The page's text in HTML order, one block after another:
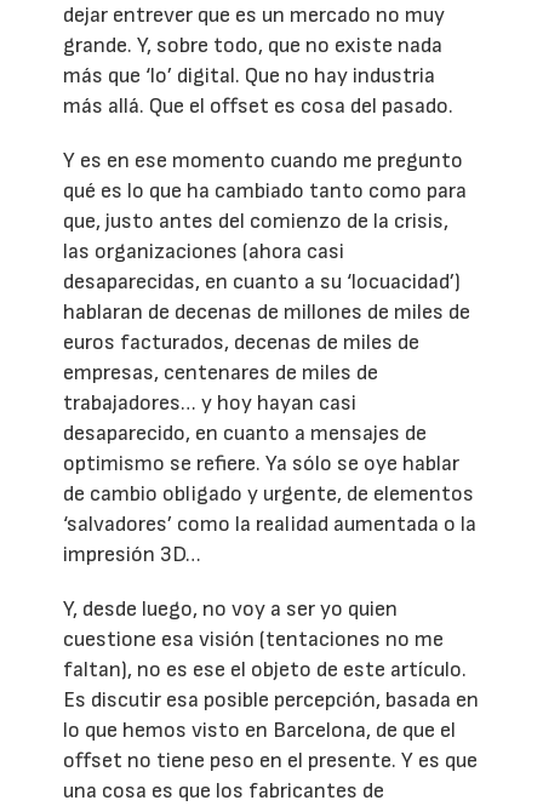
dejar entrever que es un mercado no muy
grande. Y, sobre todo, que no existe nada
más que ‘lo’ digital. Que no hay industria
más allá. Que el offset es cosa del pasado.
Y es en ese momento cuando me pregunto
qué es lo que ha cambiado tanto como para
que, justo antes del comienzo de la crisis,
las organizaciones (ahora casi
desaparecidas, en cuanto a su ‘locuacidad’)
hablaran de decenas de millones de miles de
euros facturados, decenas de miles de
empresas, centenares de miles de
trabajadores… y hoy hayan casi
desaparecido, en cuanto a mensajes de
optimismo se refiere. Ya sólo se oye hablar
de cambio obligado y urgente, de elementos
‘salvadores’ como la realidad aumentada o la
impresión 3D…
Y, desde luego, no voy a ser yo quien
cuestione esa visión (tentaciones no me
faltan), no es ese el objeto de este artículo.
Es discutir esa posible percepción, basada en
lo que hemos visto en Barcelona, de que el
offset no tiene peso en el presente. Y es que
una cosa es que los fabricantes de